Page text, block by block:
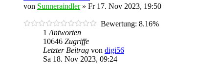
von Sunneraindler» Fr 17. Nov 2023, 19:50
Bewertung: 8.16%
1 Antworten
10646 Zugriffe
Letzter Beitrag von digi56
Sa 18. Nov 2023, 09:24